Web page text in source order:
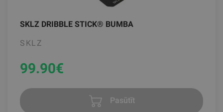
SKLZ DRIBBLE STICK® BUMBA
SKLZ
99.90€
Pasūtīt